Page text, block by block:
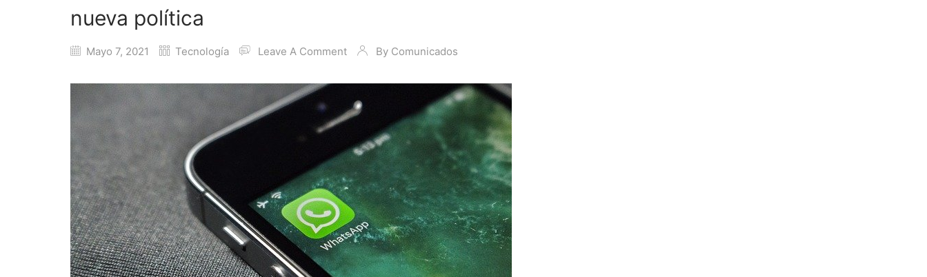
nueva política
Mayo 7, 2021 Tecnología Leave A Comment By Comunicados